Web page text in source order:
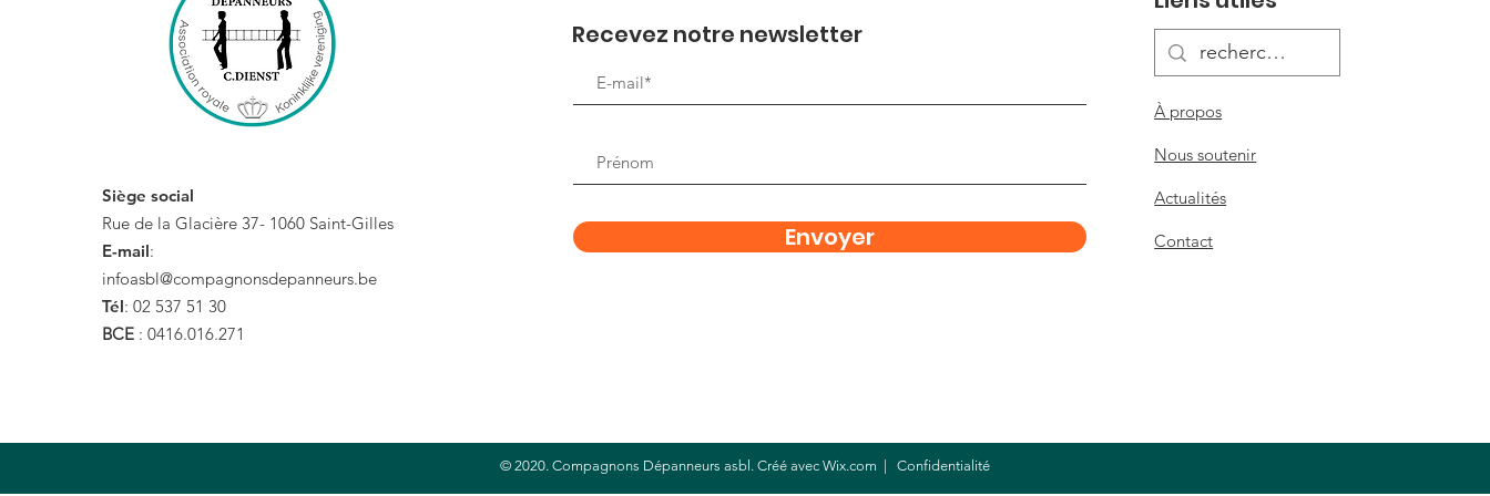
Courir pour les
Compagnons !
Quel bel anniversaire!
Siège social
Rue de la Glacière 37- 1060 Saint-Gilles
E-mail:
infoasbl@compagnonsdepanneurs.be
Tél: 02 537 51 30
BCE : 0416.016.271
À propos
Nous soutenir
Actualités
Contact
Recevez notre newsletter
Envoyer
© 2020. Compagnons Dépanneurs asbl. Créé avec Wix.com Confidentialité